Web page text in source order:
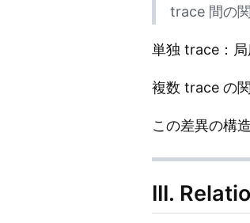
trace 間の
単独 trace：局
複数 trace の
この差異の構
III.